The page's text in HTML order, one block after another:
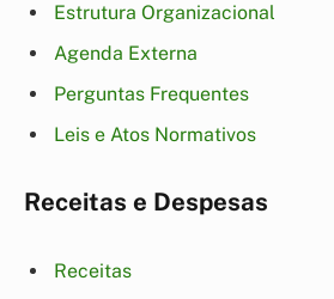
Estrutura Organizacional
Agenda Externa
Perguntas Frequentes
Leis e Atos Normativos
Receitas e Despesas
Receitas